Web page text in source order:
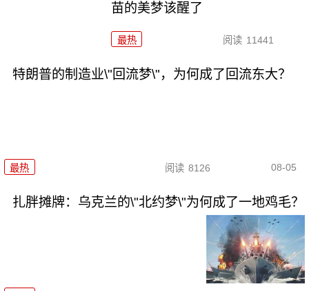
苗的美梦该醒了
最热 阅读 11441
特朗普的制造业\"回流梦\"，为何成了回流东大？
最热 阅读 8126 08-05
扎胖摊牌：乌克兰的\"北约梦\"为何成了一地鸡毛？